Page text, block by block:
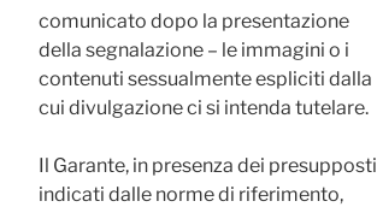
comunicato dopo la presentazione
della segnalazione – le immagini o i
contenuti sessualmente espliciti dalla
cui divulgazione ci si intenda tutelare.
Il Garante, in presenza dei presupposti
indicati dalle norme di riferimento,